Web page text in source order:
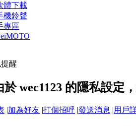
體下載
機鈴聲
專區
MOTO
醒
於 wec1123 的隱私設定
|加為好友 |打個招呼 |發送消息 |用戶